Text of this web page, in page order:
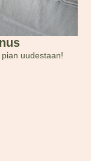
uudestaan!